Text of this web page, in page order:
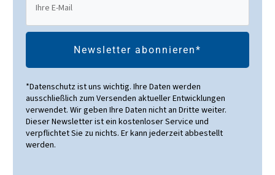
Newsletter abonnieren*
*Datenschutz ist uns wichtig. Ihre Daten werden
ausschließlich zum Versenden aktueller Entwicklungen
verwendet. Wir geben Ihre Daten nicht an Dritte weiter.
Dieser Newsletter ist ein kostenloser Service und
verpflichtet Sie zu nichts. Er kann jederzeit abbestellt
werden.